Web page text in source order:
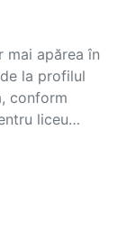
mai apărea în
la profilul
conform
liceu…